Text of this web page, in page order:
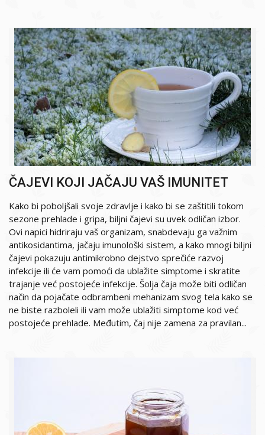
ČAJEVI KOJI JAČAJU VAŠ IMUNITET
Kako bi poboljšali svoje zdravlje i kako bi se zaštitili tokom
sezone prehlade i gripa, biljni čajevi su uvek odličan izbor.
Ovi napici hidriraju vaš organizam, snabdevaju ga važnim
antikosidantima, jačaju imunološki sistem, a kako mnogi biljni
čajevi pokazuju antimikrobno dejstvo sprečiće razvoj
infekcije ili će vam pomoći da ublažite simptome i skratite
trajanje već postojeće infekcije. Šolja čaja može biti odličan
način da pojačate odbrambeni mehanizam svog tela kako se
ne biste razboleli ili vam može ublažiti simptome kod već
postojeće prehlade. Međutim, čaj nije zamena za pravilan...